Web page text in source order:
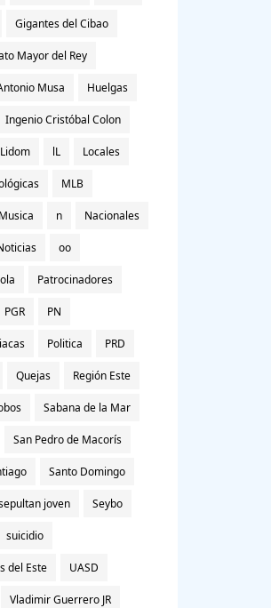
Gigantes del Cibao
Mayor del Rey
Musa Huelgas
Ingenio Cristóbal Colon
Lidom lL Locales
MLB
Musica n Nacionales
oo
Patrocinadores
PGR PN
Politica PRD
Quejas Región Este
Sabana de la Mar
San Pedro de Macorís
Santo Domingo
joven Seybo
suicidio
del Este UASD
Vladimir Guerrero JR